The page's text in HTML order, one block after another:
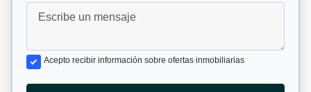
Acepto recibir información sobre ofertas inmobiliarias